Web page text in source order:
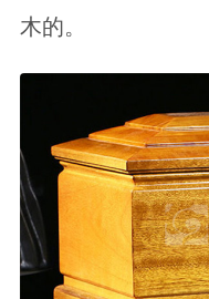
木的。